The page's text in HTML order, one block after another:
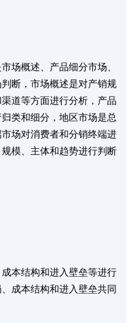
场概述、产品细分市场、
断，市场概述是对产销规
道等方面进行分析，产品
类和细分，地区市场是总
场对消费者和分销终端进
模、主体和趋势进行判断
本结构和进入壁垒等进行
成本结构和进入壁垒共同